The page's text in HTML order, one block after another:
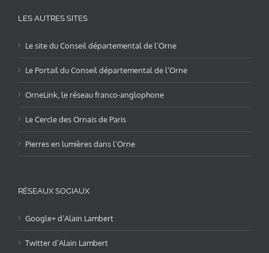
LES AUTRES SITES
Le site du Conseil départemental de l’Orne
Le Portail du Conseil départemental de l’Orne
OrneLink, le réseau franco-anglophone
Le Cercle des Ornais de Paris
Pierres en lumières dans l’Orne
RÉSEAUX SOCIAUX
Google+ d’Alain Lambert
Twitter d’Alain Lambert